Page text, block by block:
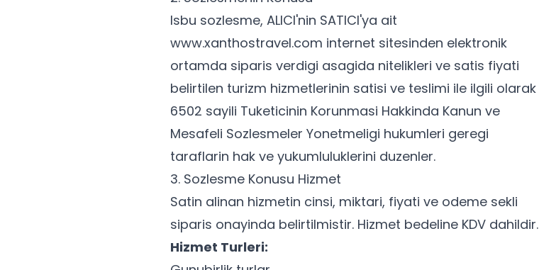
Isbu sozlesme, ALICI'nin SATICI'ya ait
www.xanthostravel.com internet sitesinden elektronik
ortamda siparis verdigi asagida nitelikleri ve satis fiyati
belirtilen turizm hizmetlerinin satisi ve teslimi ile ilgili olarak
6502 sayili Tuketicinin Korunmasi Hakkinda Kanun ve
Mesafeli Sozlesmeler Yonetmeligi hukumleri geregi
taraflarin hak ve yukumluluklerini duzenler.
3. Sozlesme Konusu Hizmet
Satin alinan hizmetin cinsi, miktari, fiyati ve odeme sekli
siparis onayinda belirtilmistir. Hizmet bedeline KDV dahildir.
Hizmet Turleri: